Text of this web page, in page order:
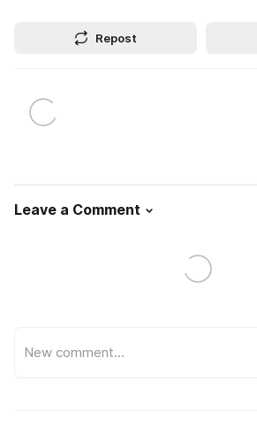
Repost
Leave a Comment